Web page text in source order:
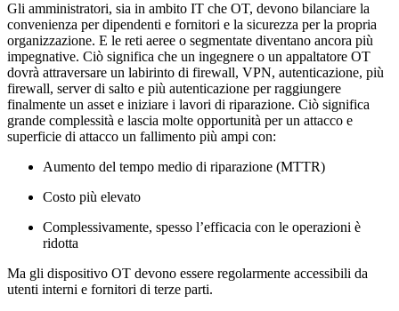
Gli amministratori, sia in ambito IT che OT, devono bilanciare la
convenienza per dipendenti e fornitori e la sicurezza per la propria
organizzazione. E le reti aeree o segmentate diventano ancora più
impegnative. Ciò significa che un ingegnere o un appaltatore OT
dovrà attraversare un labirinto di firewall, VPN, autenticazione, più
firewall, server di salto e più autenticazione per raggiungere
finalmente un asset e iniziare i lavori di riparazione. Ciò significa
grande complessità e lascia molte opportunità per un attacco e
superficie di attacco un fallimento più ampi con:
Aumento del tempo medio di riparazione (MTTR)
Costo più elevato
Complessivamente, spesso l’efficacia con le operazioni è
ridotta
Ma gli dispositivo OT devono essere regolarmente accessibili da
utenti interni e fornitori di terze parti.